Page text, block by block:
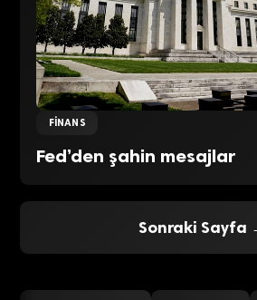
FINANS
Fed’den şahin mesajlar
Sonraki Sayfa